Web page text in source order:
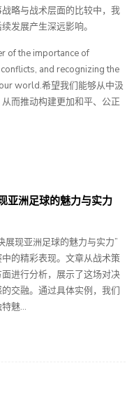
略与战术层面的比较中，我
发展产生深远影响。
of the importance of
and recognizing the
world.希望我们能够从中汲
而推动构建更加和平、公正
亚洲足球的魅力与实力
展现亚洲足球的魅力与实力”
的精彩表现。文章从战术策
进行分析，展示了这场对决
交融。通过具体实例，我们
魅...